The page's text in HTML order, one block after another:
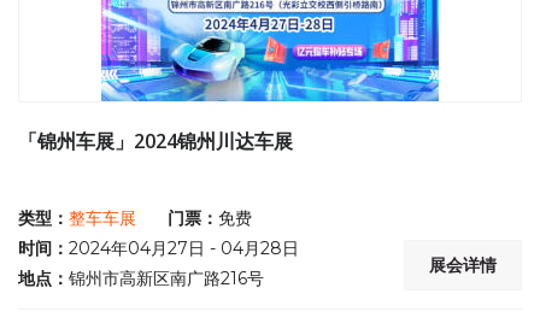
「锦州车展」2024锦州川达车展
类型： 整车车展 门票： 免费
时间： 2024年04月27日 - 04月28日
地点： 锦州市高新区南广路216号
展会详情